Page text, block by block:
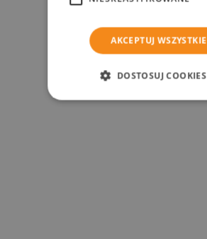
AKCEPTUJ WSZYSTKIE
DOSTOSUJ COOKIES